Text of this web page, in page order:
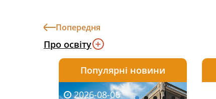
Попередня
Про освіту
Популярні новини
2026-08-06
2026-08-03